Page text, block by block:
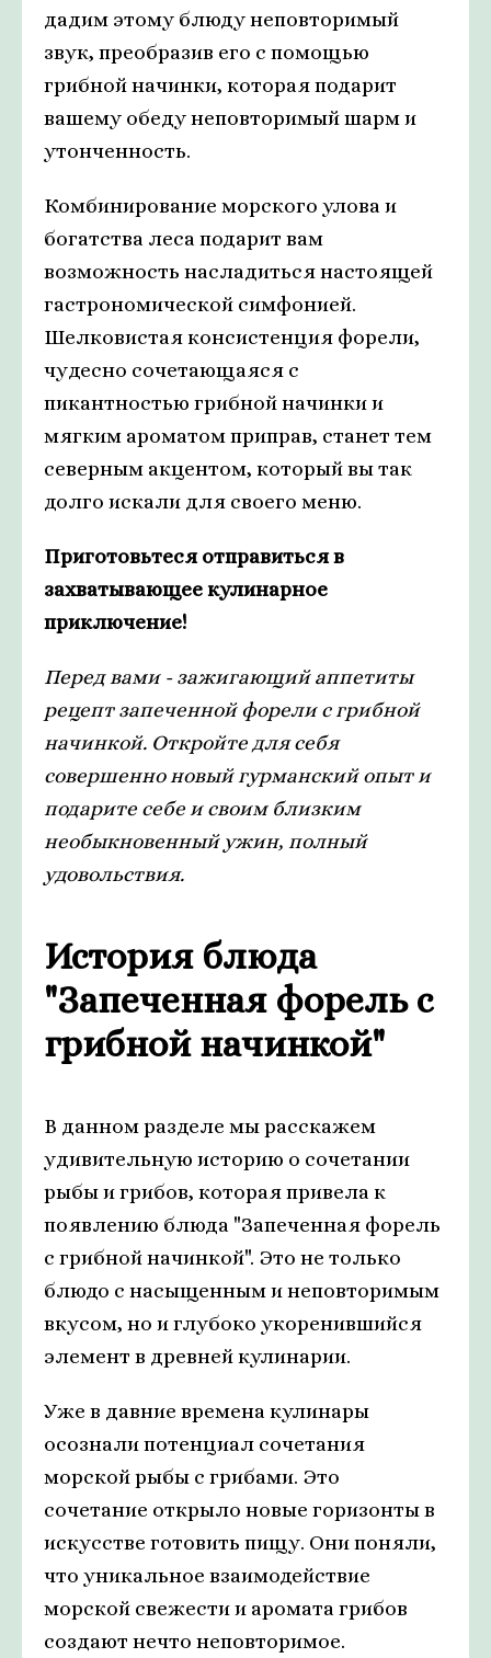
дадим этому блюду неповторимый
звук, преобразив его с помощью
грибной начинки, которая подарит
вашему обеду неповторимый шарм и
утонченность.
Комбинирование морского улова и
богатства леса подарит вам
возможность насладиться настоящей
гастрономической симфонией.
Шелковистая консистенция форели,
чудесно сочетающаяся с
пикантностью грибной начинки и
мягким ароматом приправ, станет тем
северным акцентом, который вы так
долго искали для своего меню.
Приготовьтеся отправиться в
захватывающее кулинарное
приключение!
Перед вами - зажигающий аппетиты
рецепт запеченной форели с грибной
начинкой. Откройте для себя
совершенно новый гурманский опыт и
подарите себе и своим близким
необыкновенный ужин, полный
удовольствия.
История блюда
"Запеченная форель с
грибной начинкой"
В данном разделе мы расскажем
удивительную историю о сочетании
рыбы и грибов, которая привела к
появлению блюда "Запеченная форель
с грибной начинкой". Это не только
блюдо с насыщенным и неповторимым
вкусом, но и глубоко укоренившийся
элемент в древней кулинарии.
Уже в давние времена кулинары
осознали потенциал сочетания
морской рыбы с грибами. Это
сочетание открыло новые горизонты в
искусстве готовить пищу. Они поняли,
что уникальное взаимодействие
морской свежести и аромата грибов
создают нечто неповторимое.